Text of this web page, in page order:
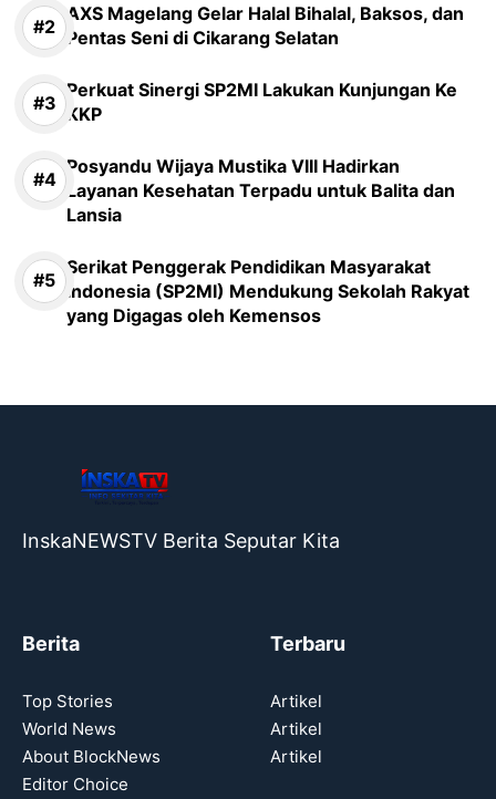
AXS Magelang Gelar Halal Bihalal, Baksos, dan
Pentas Seni di Cikarang Selatan
Perkuat Sinergi SP2MI Lakukan Kunjungan Ke
KKP
Posyandu Wijaya Mustika VIII Hadirkan
Layanan Kesehatan Terpadu untuk Balita dan
Lansia
Serikat Penggerak Pendidikan Masyarakat
Indonesia (SP2MI) Mendukung Sekolah Rakyat
yang Digagas oleh Kemensos
InskaNEWSTV Berita Seputar Kita
Berita
Top Stories
World News
About BlockNews
Editor Choice
Terbaru
Artikel
Artikel
Artikel